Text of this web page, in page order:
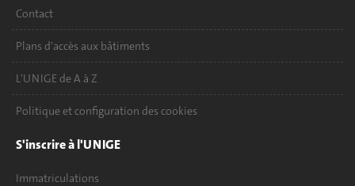
Contact
Plans d'accès aux bâtiments
L'UNIGE de A à Z
Politique et configuration des cookies
S'inscrire à l'UNIGE
Immatriculations